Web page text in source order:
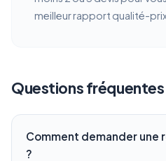
meilleur rapport qualité-
Questions fréquentes
Comment demander une
?